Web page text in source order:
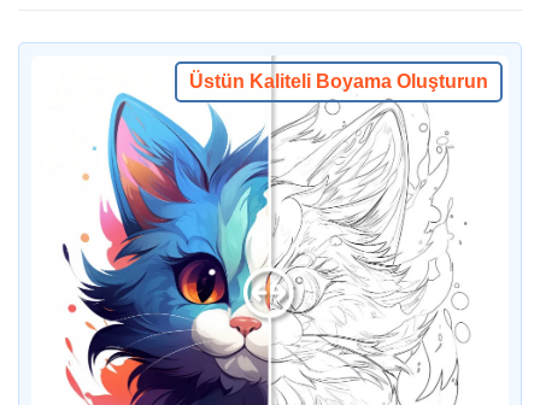
Üstün Kaliteli Boyama Oluşturun